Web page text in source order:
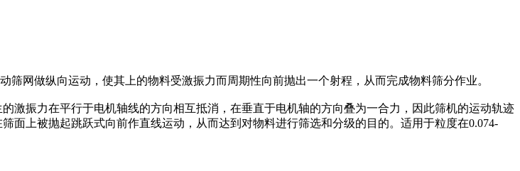
网做纵向运动，使其上的物料受激振力而周期性向前抛出一个射程，从而完成物料筛分作业。
激振力在平行于电机轴线的方向相互抵消，在垂直于电机轴的方向叠为一合力，因此筛机的运动轨迹
面上被抛起跳跃式向前作直线运动，从而达到对物料进行筛选和分级的目的。适用于粒度在0.074-